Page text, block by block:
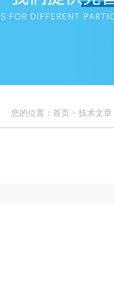
您的位置： 首页 > 技术文章